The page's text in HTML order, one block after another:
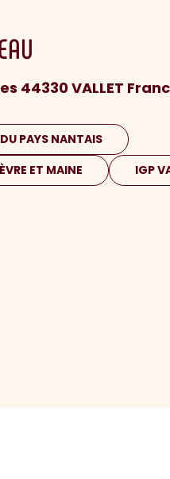
44330 VALLET
PAYS NANTAIS
ET MAINE
IGP